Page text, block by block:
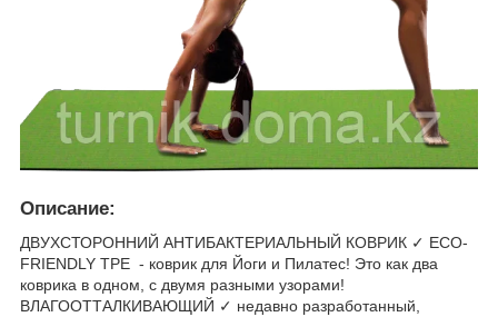
Описание:
ДВУХСТОРОННИЙ АНТИБАКТЕРИАЛЬНЫЙ КОВРИК ✓ ECO-
FRIENDLY TPE - коврик для Йоги и Пилатес! Это как два
коврика в одном, с двумя разными узорами!
ВЛАГООТТАЛКИВАЮЩИЙ ✓ недавно разработанный,